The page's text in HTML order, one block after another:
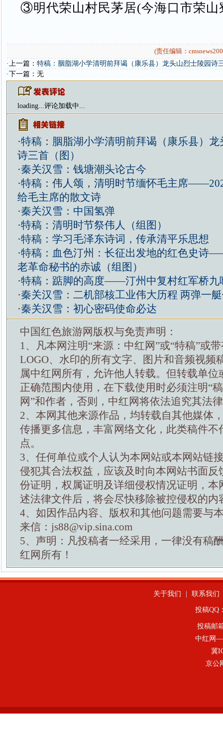
③明代荣山村民茅居(今海口市荣山
(责任编辑：
·上一篇： 特稿：胭脂湖小学清明前拜谒（康乐县）龙头山烈士陵园诗
·下一篇：无
loading...评论加载中...
·特稿：胭脂湖小学清明前拜谒（康乐县）龙
诗三首（图）
·秦关汉雪：钱塘潮头论古今
·特稿：伟人颂，清明时节缅怀毛主席
给毛主席的散文诗
·秦关汉雪：中国氢弹
·特稿：清明时节祭伟人（组图）
·特稿：学习毛泽东诗词，传承清平乐思想
·特稿：血色汀州：长征出发地的红色史诗
老革命秘书的赤诚（组图）
·特稿：踮脚的高度——汀州中复村红军桥九
·秦关汉雪：二机部核工业伟大历程 两弹一
·秦关汉雪：初心密码使命必达
中国红色旅游网版权与免责声明：
1、凡本网注明“来源：中红网”或“特稿”或
LOGO、水印的所有文字、图片和音频视频
属中红网所有，允许他人转载。但转载单位
正确范围内使用，在下载使用时必须注明“
网”和作者，否则，中红网将依法追究其法
2、本网其他来源作品，均转载自其他媒体
传播更多信息，丰富网络文化，此类稿件不
点。
3、任何单位或个人认为本网站或本网站链
侵犯其合法权益，应该及时向本网站书面反
份证明，权属证明及详细侵权情况证明，本
述法律文件后，将会尽快移除被控侵权的内
4、如因作品内容、版权和其他问题需要与
来信：js88@vip.sina.com
5、声明：凡投稿者一经采用，一律没有稿
红网所有！
关于我们 联系我们
投稿QQ
投稿邮
中红网—
冀
京公